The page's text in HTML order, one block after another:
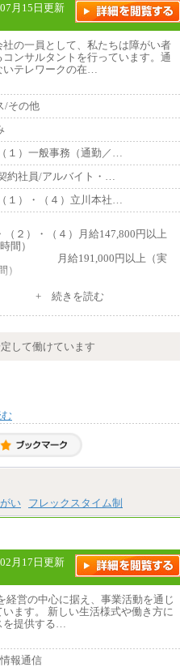
07月15日更新
の一員として、私たちは障がい者
ンサルタントを行っています。通
テレワークの在…
/その他
（１）一般事務（通勤／…
約社員/アルバイト・…
（１）・（４）立川本社…
（２）・（４）月給147,800円以上
間）
191,000円以上（実
）
給191,000円以上（実働7.5時間）
給147,800円以上（実働6時間）
円（実働4.5時間）
に加算して以下手当有（いず
人において試用期間中も給与に変
ません。
+ 続きを読む
して働けています
い フレックスタイム制
02月17日更新
経営の中心に据え、事業活動を通じ
ます。 新しい生活様式や働き方に
提供する…
報通信